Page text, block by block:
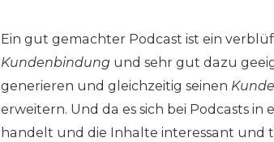
Ein gut gemachter Podcast ist ein
Kundenbindung und sehr gut dazu
generieren und gleichzeitig seinen
erweitern. Und da es sich bei Podcasts
handelt und die Inhalte interessant und